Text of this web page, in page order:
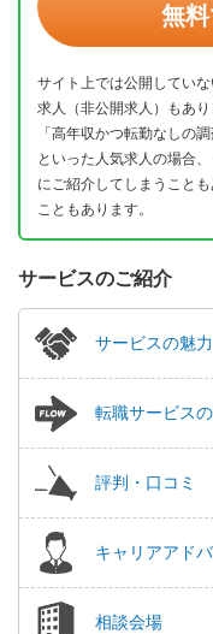
無料
サイト上では公開してい
求人（非公開求人）もあ
「高年収かつ転勤なしの
といった人気求人の場合
にご紹介してしまうこと
こともあります。
サービスのご紹介
サービスの魅力
転職サービス
評判・口コミ
キャリアアド
相談会場